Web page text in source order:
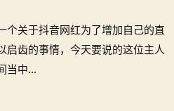
个关于抖音网红为了增加自己的直
启齿的事情，今天要说的这位主人
当中...